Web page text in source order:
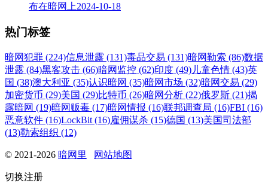
布在暗网上2024-10-18
热门标签
暗网犯罪 (224)信息泄露 (131)毒品交易 (131)暗网勒索 (86)数据
泄露 (84)黑客攻击 (66)暗网监控 (62)印度 (49) 儿童色情 (43)英
国 (38)澳大利亚 (35)认识暗网 (35)暗网市场 (32)暗网交易 (29)
加密货币 (29)美国 (29)比特币 (26)暗网分析 (22)俄罗斯 (21)揭
露暗网 (19)暗网贩毒 (17)暗网情报 (16)联邦调查局 (16)FBI (16)
恶意软件 (16)LockBit (16)雇佣谋杀 (15)德国 (13)美国司法部
(13)勒索组织 (12)
© 2021-2026 暗网里 网站地图
切换注册